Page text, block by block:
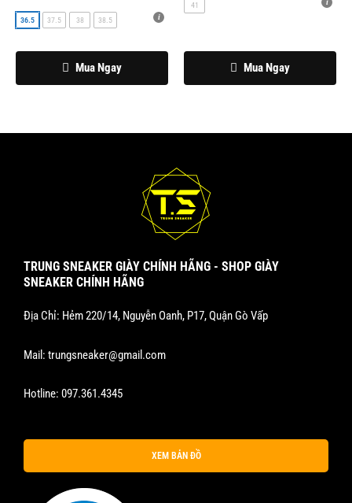
Mua Ngay
thể
được
chọn
36.5 37.5 38 38.5
Mua Ngay
thể
chọn
41
TRUNG SNEAKER GIÀY CHÍNH HÃNG - SHOP GIÀY
SNEAKER CHÍNH HÃNG
Địa Chỉ: Hẻm 220/14, Nguyễn Oanh, P17, Quận Gò Vấp
Mail: trungsneaker@gmail.com
Hotline: 097.361.4345
XEM BẢN ĐỒ